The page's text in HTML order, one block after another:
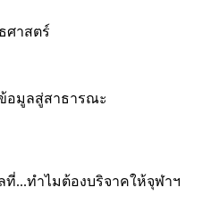
ศาสตร์
ข้อมูลสู่สาธารณะ
ที่...ทำไมต้องบริจาคให้จุฬาฯ